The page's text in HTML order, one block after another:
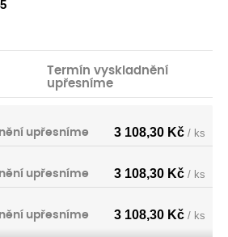
Termín vyskladnění
upřesníme
upřesníme
3 108,30 Kč / ks
upřesníme
3 108,30 Kč / ks
upřesníme
3 108,30 Kč / ks